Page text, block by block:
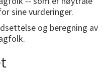
sine vurderinger.
og beregning av